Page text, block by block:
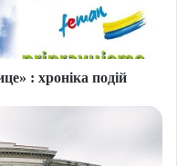
: хроніка подій